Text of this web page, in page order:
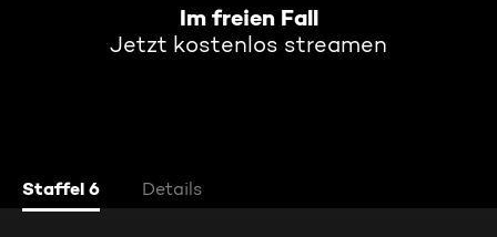
Im freien Fall
Jetzt kostenlos streamen
Staffel 6 Details